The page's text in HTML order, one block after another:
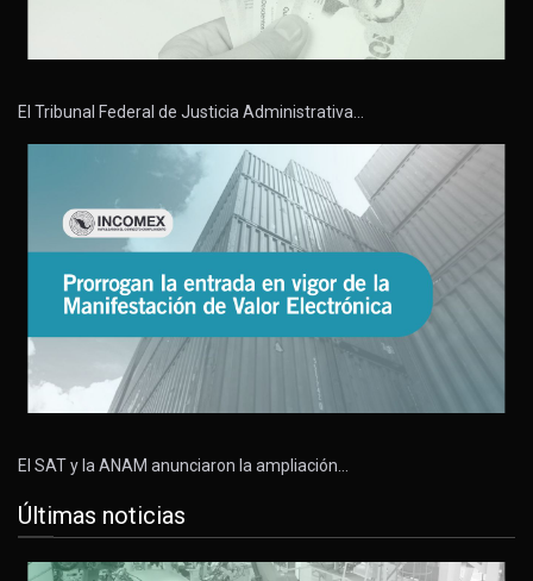
El Tribunal Federal de Justicia Administrativa…
El SAT y la ANAM anunciaron la ampliación…
Últimas noticias